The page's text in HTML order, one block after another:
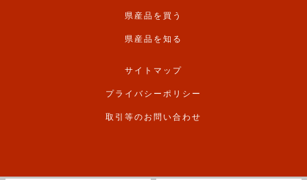
県産品を買う
県産品を知る
サイトマップ
プライバシーポリシー
取引等のお問い合わせ